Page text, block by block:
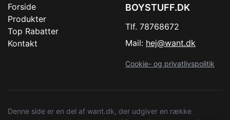
Forside
Produkter
Top Rabatter
Kontakt
BOYSTUFF.DK
Tlf. 78768672
Mail: hej@want.dk
Cookie- og privatlivspolitik
Denne side er en del af want.dk, der udgiver en række